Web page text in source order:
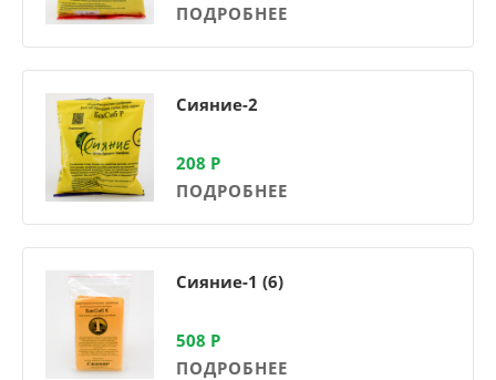
ПОДРОБНЕЕ
Сияние-2
208 Р
ПОДРОБНЕЕ
Сияние-1 (6)
508 Р
ПОДРОБНЕЕ